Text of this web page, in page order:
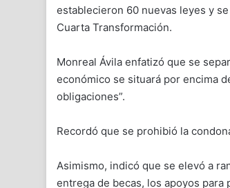
establecieron 60 nuevas leyes y
Cuarta Transformación.
Monreal Ávila enfatizó que se
económico se situará por encima
obligaciones”.
Recordó que se prohibió la
Asimismo, indicó que se elevó a
entrega de becas, los apoyos para